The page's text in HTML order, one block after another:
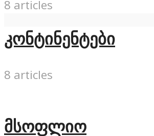
8 articles
კონტინენტები
8 articles
მსოფლიო